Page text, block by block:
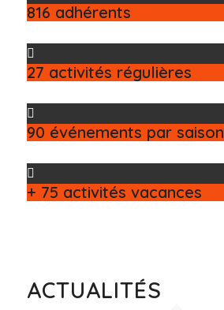
816 adhérents
27 activités régulières
90 événements par saison
+ 75 activités vacances
ACTUALITÉS